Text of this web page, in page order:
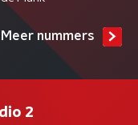
Meer nummers
2